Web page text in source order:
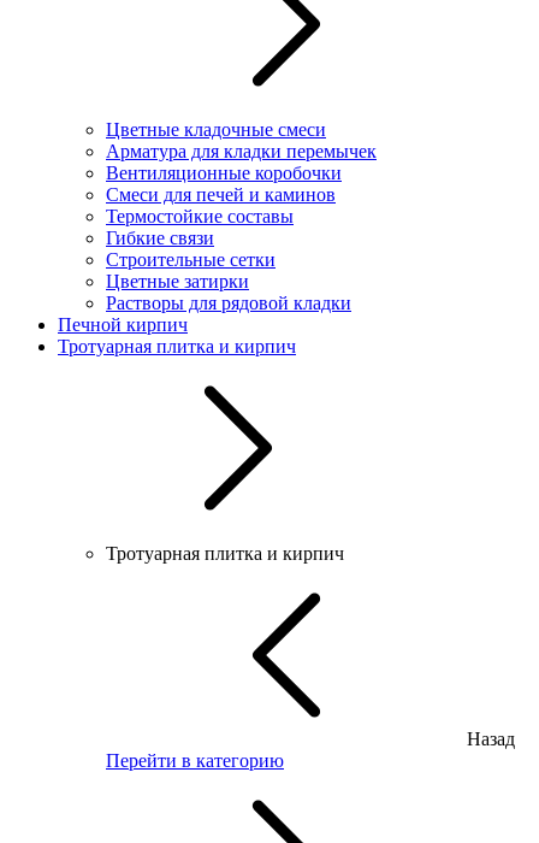
Цветные кладочные смеси
Арматура для кладки перемычек
Вентиляционные коробочки
Смеси для печей и каминов
Термостойкие составы
Гибкие связи
Строительные сетки
Цветные затирки
Растворы для рядовой кладки
Печной кирпич
Тротуарная плитка и кирпич
Тротуарная плитка и кирпич
Назад
Перейти в категорию